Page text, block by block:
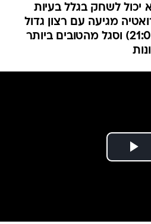
יכול לשחק בגלל בעיות
מגיעה עם רצון גדול
לנצח באוסייק (שני, 21:00) וסגל מהטובים ביותר